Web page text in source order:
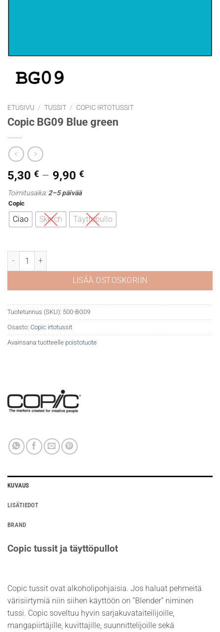
ETUSIVU / TUSSIT / COPIC IRTOTUSSIT
Copic BG09 Blue green
5,30 € – 9,90 €Hintaluokka:
9,90 €
Toimitusaika:2–5 päivää
Copic
Ciao Sketch Täyttöpullo
Copic BG09 Blue green määrä
LISÄÄ OSTOSKORIIN
Tuotetunnus (SKU): 500-BG09
Osasto: Copic irtotussit
Avainsana tuotteelle poistotuote
KUVAUS
LISÄTIEDOT
BRAND
Copic tussit ja täyttöpullot
Copic tussit ovat alkoholipohjaisia. Jos haluat pehmeitä
värisiirtymiä niin siihen käyttöön on ”Blender” niminen
tussi. Copic soveltuu hyvin sarjakuvataiteilijoille,
mangapiirtäjille, kuvittajille, suunnittelijoille sekä